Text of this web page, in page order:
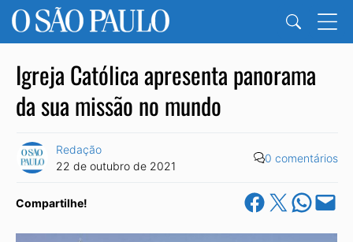
Igreja Católica apresenta panorama
da sua missão no mundo
Redação
22 de outubro de 2021
0 comentários
Compartilhe! Share on Facebook
Share on X Share on
Email this